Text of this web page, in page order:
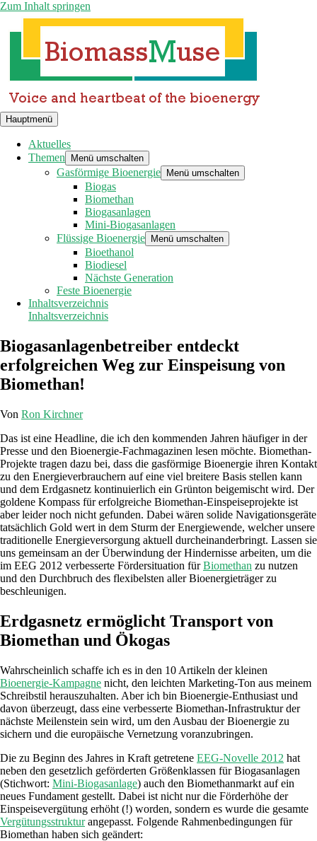
Zum Inhalt springen
Hauptmenü
Aktuelles
Themen
Menü umschalten
Gasförmige Bioenergie Menü umschalten
Biogas
Biomethan
Biogasanlagen
Mini-Biogasanlagen
Flüssige Bioenergie
Menü umschalten
Bioethanol
Biodiesel
Nächste Generation
Feste Bioenergie
Inhaltsverzeichnis
Inhaltsverzeichnis
Biogasanlagenbetreiber entdeckt
erfolgreichen Weg zur Einspeisung von
Biomethan!
Von Ron Kirchner
Das ist eine Headline, die ich den kommenden Jahren häufiger in der
Presse und den Bioenergie-Fachmagazinen lesen möchte. Biomethan-
Projekte tragen dazu bei, dass die gasförmige Bioenergie ihren Kontakt
zu den Energieverbrauchern auf eine viel breitere Basis stellen kann
und dem Erdgasnetz kontinuierlich ein Grünton beigemischt wird. Der
goldene Kompass für erfolgreiche Biomethan-Einspeiseprojekte ist
aber leider noch nicht gefunden. Dabei wären solide Navigationsgeräte
tatsächlich Gold wert in dem Sturm der Energiewende, welcher unsere
traditionelle Energieversorgung aktuell durcheinanderbringt. Lassen sie
uns gemeinsam an der Überwindung der Hindernisse arbeiten, um die
im EEG 2012 verbesserte Fördersituation fürBiomethan zu nutzen
und den Durchbruch des flexibelsten aller Bioenergieträger zu
beschleunigen.
Erdgasnetz ermöglicht Transport von
Biomethan und Ökogas
Wahrscheinlich schaffe ich es in den 10 Artikeln der kleinen
Bioenergie-Kampagne nicht, den leichten Marketing-Ton aus meinem
Schreibstil herauszuhalten. Aber ich bin Bioenergie-Enthusiast und
davon überzeugt, dass eine verbesserte Biomethan-Infrastruktur der
nächste Meilenstein sein wird, um den Ausbau der Bioenergie zu
sichern und die europäische Vernetzung voranzubringen.
Die zu Beginn des Jahres in Kraft getretene EEG-Novelle 2012 hat
neben den gesetzlich geförderten Größenklassen für Biogasanlagen
(Stichwort: Mini-Biogasanlage) auch den Biomethanmarkt auf ein
neues Fundament gestellt. Dabei ist nicht nur die Förderhöhe der
Einspeisevergütung erhöht (!) worden, sondern es wurde die gesamte
Vergütungsstrukturangepasst. Folgende Rahmenbedingungen für
Biomethan haben sich geändert: